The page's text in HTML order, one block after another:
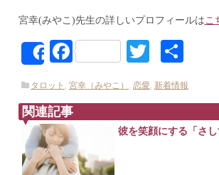
宮幸(みやこ)先生の詳しいプロフィールはこ
ShareFacebook Twitter
タロット , 宮幸（みやこ） , 恋愛, 新着情報
関連記事
彼を笑顔にする「さ